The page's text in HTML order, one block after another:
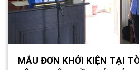
MẪU ĐƠN KHỞI KIỆN TẠI